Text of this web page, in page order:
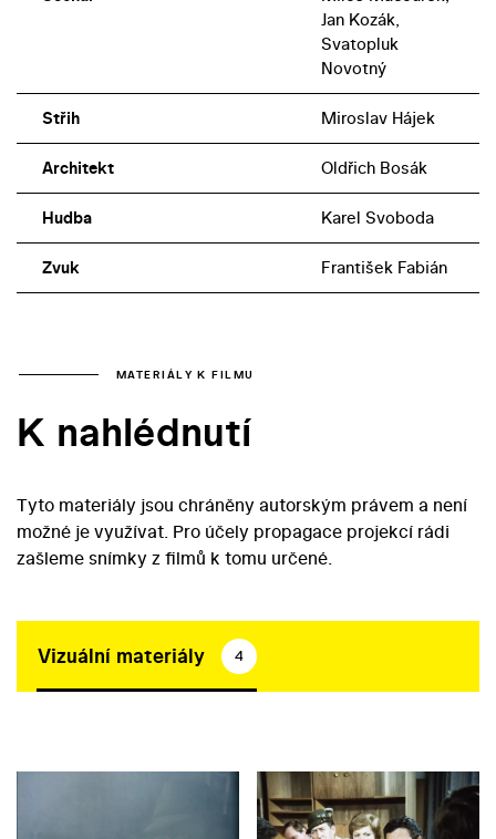
Jan Kozák,
Svatopluk
Novotný
Střih Miroslav Hájek
Architekt Oldřich Bosák
Hudba Karel Svoboda
Zvuk František Fabián
MATERIÁLY K FILMU
K nahlédnutí
Tyto materiály jsou chráněny autorským právem a není
možné je využívat. Pro účely propagace projekcí rádi
zašleme snímky z filmů k tomu určené.
Vizuální materiály 4